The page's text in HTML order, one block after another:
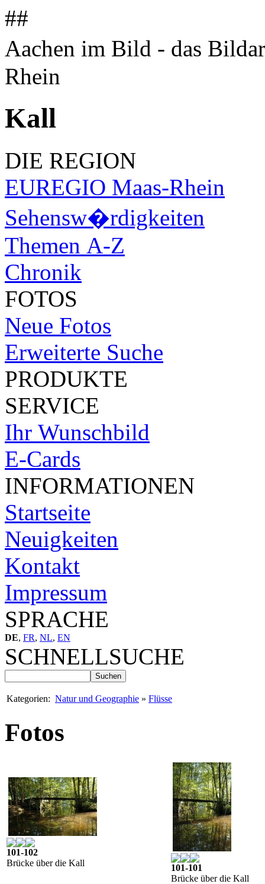
##
Aachen im Bild - das
Rhein
Kall
DIE REGION
EUREGIO Maas-Rhein
Sehensw�rdigkeiten
Themen A-Z
Chronik
FOTOS
Neue Fotos
Erweiterte Suche
PRODUKTE
SERVICE
Ihr Wunschbild
E-Cards
INFORMATIONEN
Startseite
Neuigkeiten
Kontakt
Impressum
SPRACHE
DE, FR, NL, EN
SCHNELLSUCHE
Kategorien: Natur und Geographie » Flüsse
Fotos
101-102
Brücke über die Kall
101-101
Brücke über die Kall